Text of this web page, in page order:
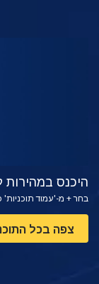
היכנס
בחר + מ-'עמוד
צפה בכל